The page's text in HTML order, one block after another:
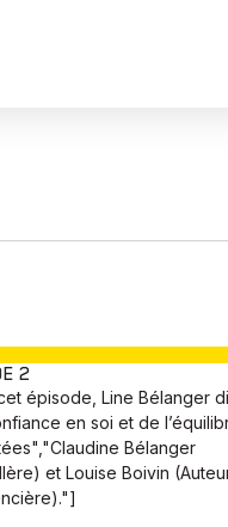
2
épisode, Line Bélanger
en soi et de
Bélanger
et Louise Boivin